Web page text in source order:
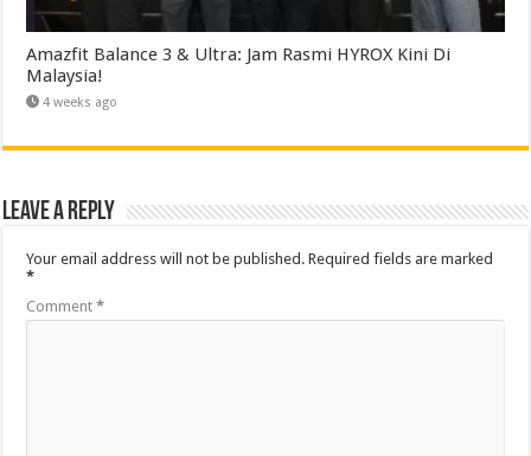
Amazfit Balance 3 & Ultra: Jam Rasmi HYROX Kini Di
Malaysia!
4 weeks ago
Leave a Reply
Your email address will not be published. Required fields are marked
*
Comment*